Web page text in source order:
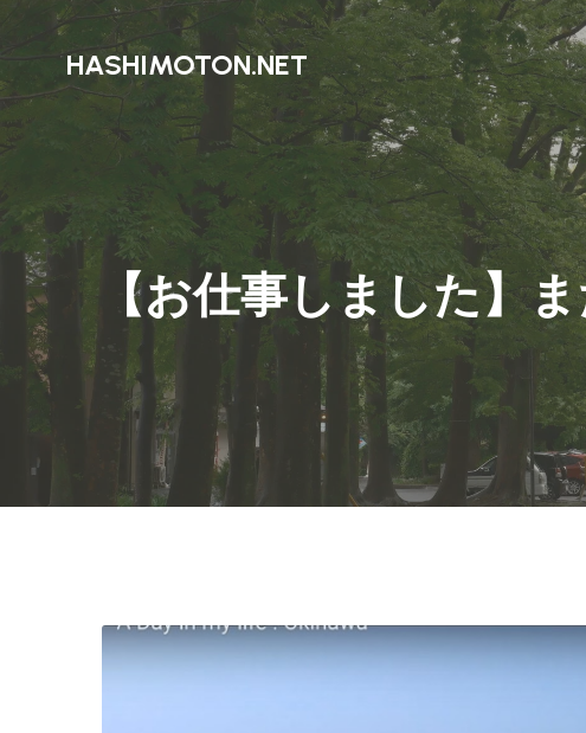
HASHIMOTON.NET
【お仕事しました】